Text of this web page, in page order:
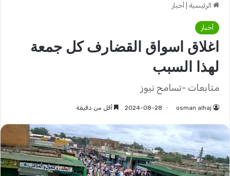
الرئيسية أخبار
أخبار
اغلاق اسواق القضارف كل جمعة
لهذا السبب
متابعات -تسامح نيوز
osman alhaj
2024-08-28 أقل من دقيقة